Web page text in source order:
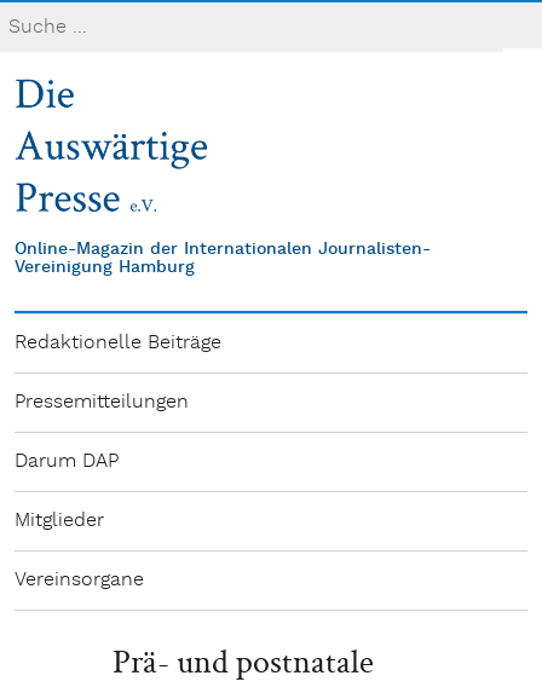
Online-Magazin der Internationalen Journalisten-
Vereinigung Hamburg
Redaktionelle Beiträge
Pressemitteilungen
Darum DAP
Mitglieder
Vereinsorgane
Prä- und postnatale